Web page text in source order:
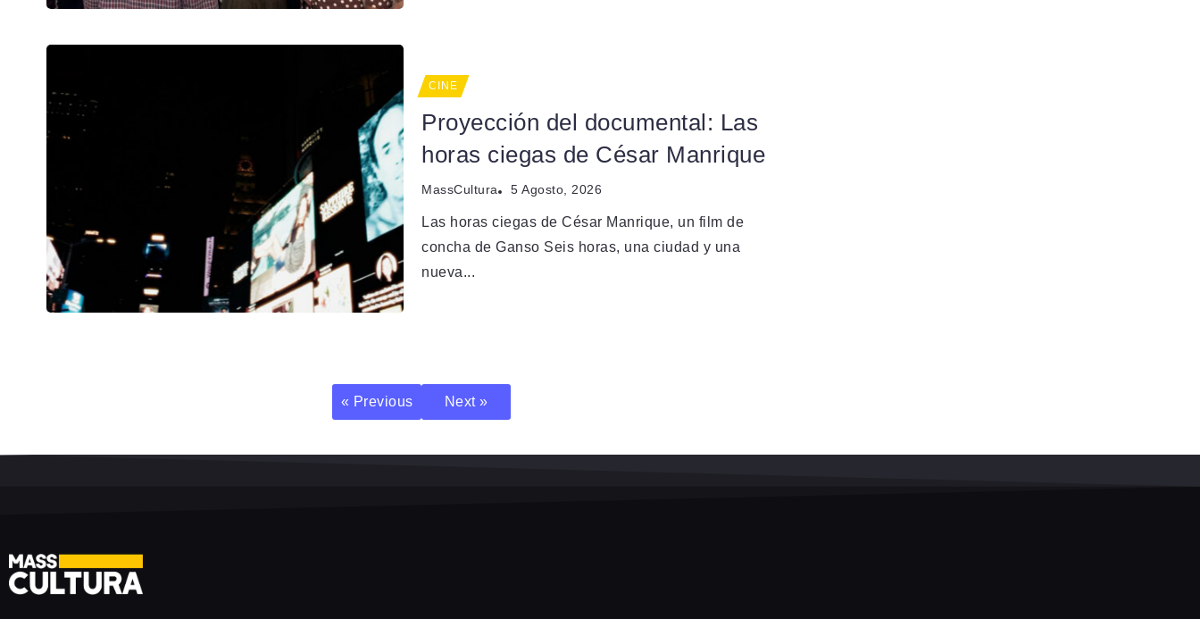
CINE
Proyección del documental: Las
horas ciegas de César Manrique
MassCultura 5 Agosto, 2026
Las horas ciegas de César Manrique, un film de
concha de Ganso Seis horas, una ciudad y una
nueva...
« Previous Next »